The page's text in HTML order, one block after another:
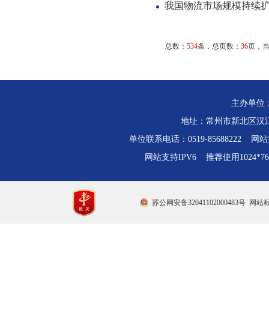
我国物流市场规模持续
总数： 534条，总页数： 36页，
主办单位
地址：常州市新北区
单位联系电话：0519-85688222 网站
网站支持IPV6 推荐使用
苏公网安备32041102000483号 网站